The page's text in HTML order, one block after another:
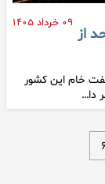
۰۹ خرداد ۱۴۰۵
از
خام این کشور
۶